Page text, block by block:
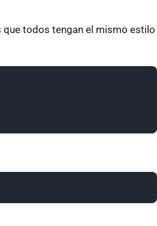
que todos tengan el mismo estilo